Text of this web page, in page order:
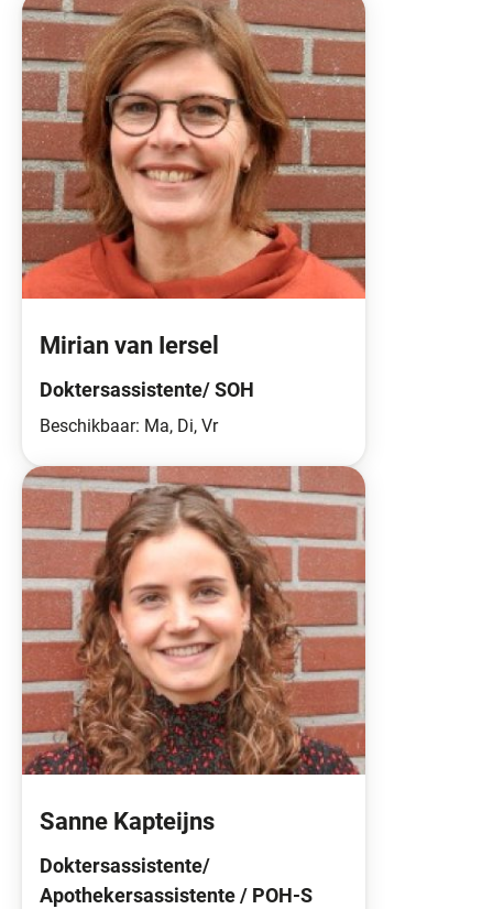
Mirian van Iersel
Doktersassistente/ SOH
Beschikbaar: Ma, Di, Vr
Sanne Kapteijns
Doktersassistente/
Apothekersassistente / POH-S